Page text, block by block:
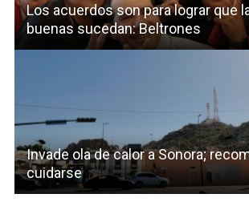
Los acuerdos son para lograr que
buenas sucedan: Beltrones
Invade ola de calor a Sonora;
cuidarse